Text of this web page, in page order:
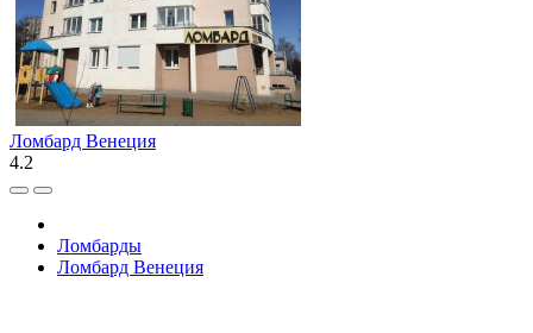
Ломбард Венеция
4.2
Ломбарды
Ломбард Венеция